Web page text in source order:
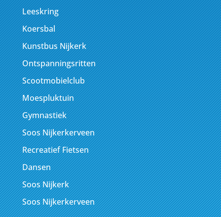
Leeskring
Koersbal
Kunstbus Nijkerk
Ontspanningsritten
Scootmobielclub
Moespluktuin
Gymnastiek
Soos Nijkerkerveen
Recreatief Fietsen
Dansen
Soos Nijkerk
Soos Nijkerkerveen